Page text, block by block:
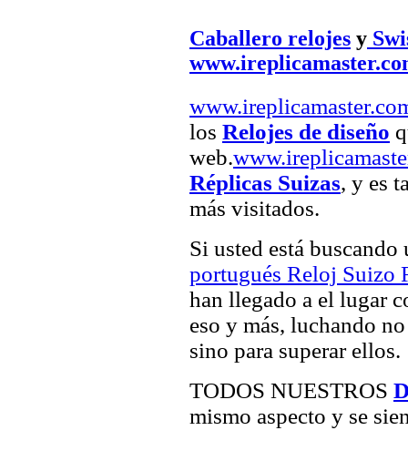
Caballero relojes y
los Relojes de diseño
web.
Réplicas Suizas, y es
más visitados.
Si usted está
portugués Reloj Suizo
han llegado a el lugar
eso y más, luchando
sino para superar ellos.
TODOS NUESTROS
mismo aspecto y se